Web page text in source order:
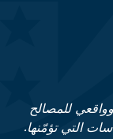
للمصالح
التي تؤمّنها.